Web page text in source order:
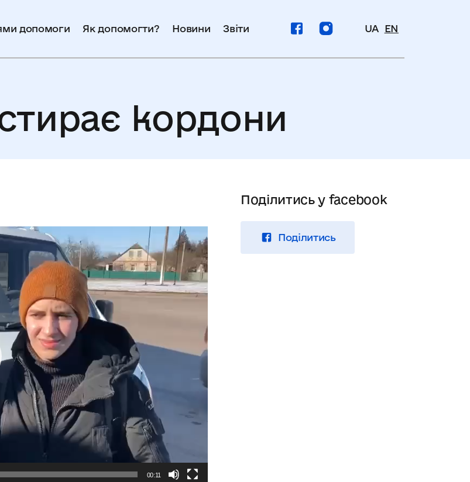
допомоги Як допомогти? Новини Звіти UA EN
кордони
00:11
Поділитись у facebook
Поділитись